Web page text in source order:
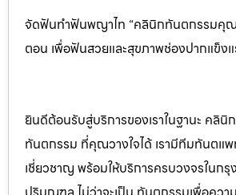
จัดฟันทำฟันพญาไท “คลินิกทันตกรรมคุณ
ตอน เพื่อฟันสวยและสุขภาพช่องปากแข็งแ
ยินดีต้อนรับสู่บริการของเราในฐานะ คลิ
ทันตกรรม ที่คุณวางใจได้ เรามีทีมทันตแ
เชี่ยวชาญ พร้อมให้บริการครบวงจรในกรุ